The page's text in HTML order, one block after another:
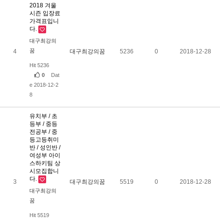
4
2018 겨울
시즌 입장료
가격표입니
다.
대구최강의
꿈
Hit 5236
0
Dat
e 2018-12-2
8
대구최강의꿈 5236 0 2018-12-28
3
유치부 / 초
등부 / 중등
전공부 / 중
등고등취미
반 / 성인반 /
여성부 아이
스하키팀 상
시모집합니
다.
대구최강의
꿈
Hit 5519
대구최강의꿈 5519 0 2018-12-28